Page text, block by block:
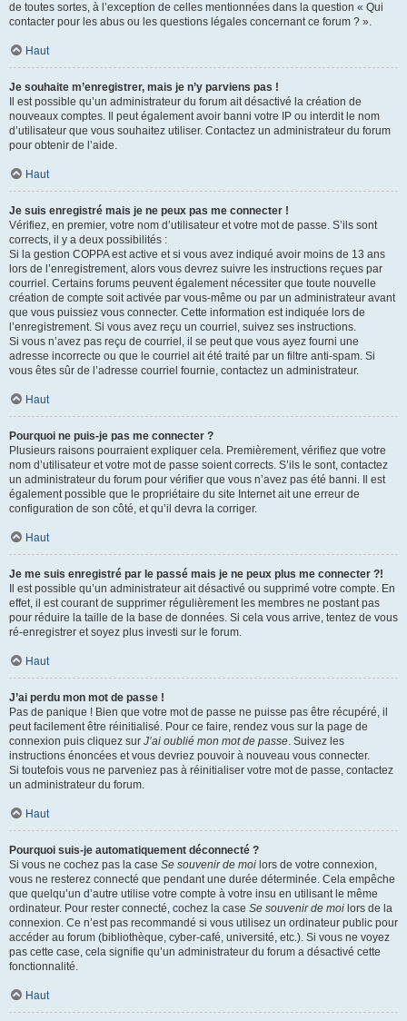
de toutes sortes, à l’exception de celles mentionnées dans la question « Qui
contacter pour les abus ou les questions légales concernant ce forum ? ».
Haut
Je souhaite m’enregistrer, mais je n’y parviens pas !
Il est possible qu’un administrateur du forum ait désactivé la création de
nouveaux comptes. Il peut également avoir banni votre IP ou interdit le nom
d’utilisateur que vous souhaitez utiliser. Contactez un administrateur du forum
pour obtenir de l’aide.
Haut
Je suis enregistré mais je ne peux pas me connecter !
Vérifiez, en premier, votre nom d’utilisateur et votre mot de passe. S’ils sont
corrects, il y a deux possibilités :
Si la gestion COPPA est active et si vous avez indiqué avoir moins de 13 ans
lors de l’enregistrement, alors vous devrez suivre les instructions reçues par
courriel. Certains forums peuvent également nécessiter que toute nouvelle
création de compte soit activée par vous-même ou par un administrateur avant
que vous puissiez vous connecter. Cette information est indiquée lors de
l’enregistrement. Si vous avez reçu un courriel, suivez ses instructions.
Si vous n’avez pas reçu de courriel, il se peut que vous ayez fourni une
adresse incorrecte ou que le courriel ait été traité par un filtre anti-spam. Si
vous êtes sûr de l’adresse courriel fournie, contactez un administrateur.
Haut
Pourquoi ne puis-je pas me connecter ?
Plusieurs raisons pourraient expliquer cela. Premièrement, vérifiez que votre
nom d’utilisateur et votre mot de passe soient corrects. S’ils le sont, contactez
un administrateur du forum pour vérifier que vous n’avez pas été banni. Il est
également possible que le propriétaire du site Internet ait une erreur de
configuration de son côté, et qu’il devra la corriger.
Haut
Je me suis enregistré par le passé mais je ne peux plus me connecter ?!
Il est possible qu’un administrateur ait désactivé ou supprimé votre compte. En
effet, il est courant de supprimer régulièrement les membres ne postant pas
pour réduire la taille de la base de données. Si cela vous arrive, tentez de vous
ré-enregistrer et soyez plus investi sur le forum.
Haut
J’ai perdu mon mot de passe !
Pas de panique ! Bien que votre mot de passe ne puisse pas être récupéré, il
peut facilement être réinitialisé. Pour ce faire, rendez vous sur la page de
connexion puis cliquez sur J’ai oublié mon mot de passe. Suivez les
instructions énoncées et vous devriez pouvoir à nouveau vous connecter.
Si toutefois vous ne parveniez pas à réinitialiser votre mot de passe, contactez
un administrateur du forum.
Haut
Pourquoi suis-je automatiquement déconnecté ?
Si vous ne cochez pas la case Se souvenir de moi lors de votre connexion,
vous ne resterez connecté que pendant une durée déterminée. Cela empêche
que quelqu’un d’autre utilise votre compte à votre insu en utilisant le même
ordinateur. Pour rester connecté, cochez la case Se souvenir de moi lors de la
connexion. Ce n’est pas recommandé si vous utilisez un ordinateur public pour
accéder au forum (bibliothèque, cyber-café, université, etc.). Si vous ne voyez
pas cette case, cela signifie qu’un administrateur du forum a désactivé cette
fonctionnalité.
Haut